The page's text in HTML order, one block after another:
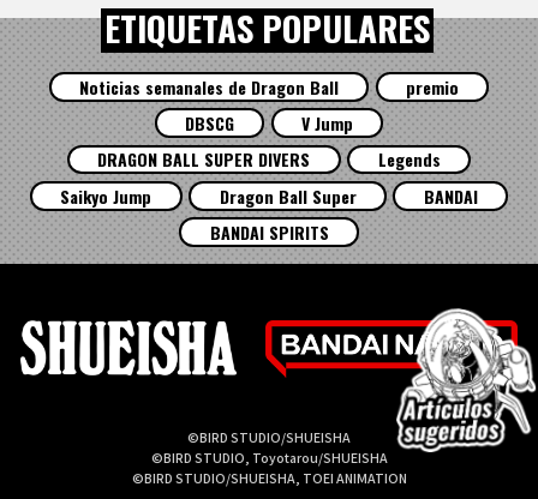
ETIQUETAS POPULARES
Noticias semanales de Dragon Ball
premio
DBSCG
V Jump
DRAGON BALL SUPER DIVERS
Legends
Saikyo Jump
Dragon Ball Super
BANDAI
BANDAI SPIRITS
©BIRD STUDIO/SHUEISHA
©BIRD STUDIO, Toyotarou/SHUEISHA
©BIRD STUDIO/SHUEISHA, TOEI ANIMATION